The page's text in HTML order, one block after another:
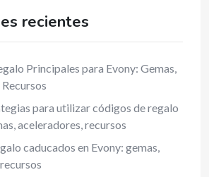
recientes
Principales para Evony: Gemas,
para utilizar códigos de regalo
aceleradores, recursos
caducados en Evony: gemas,